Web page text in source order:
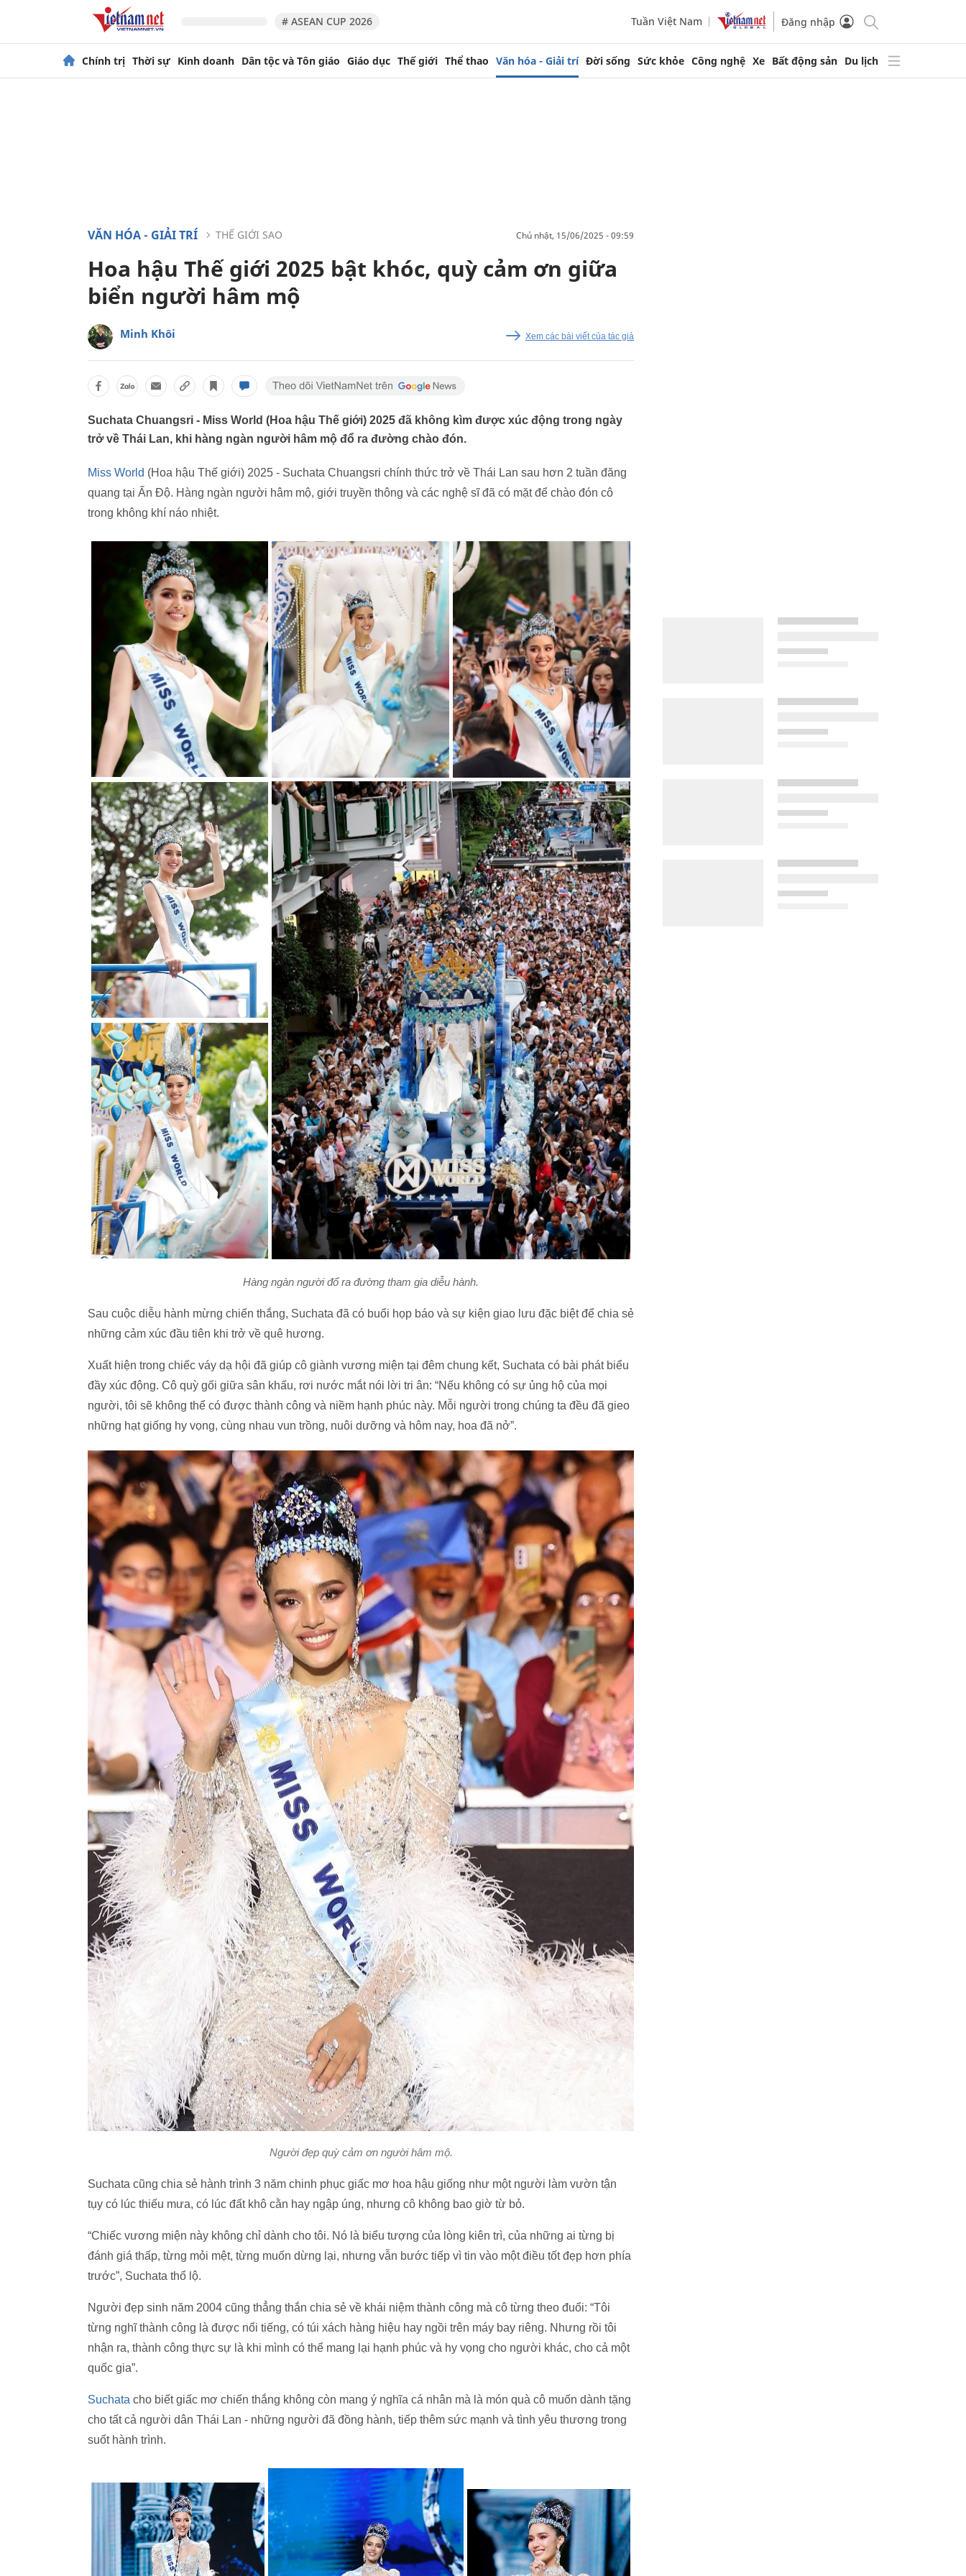
# ASEAN CUP 2026 Tuần Việt Nam Đăng nhập
Chính trị Thời sự Kinh doanh Dân tộc và Tôn giáo Giáo dục Thế giới Thể thao Văn hóa - Giải trí Đời sống Sức khỏe Công nghệ Xe Bất động sản Du lịch
VĂN HÓA - GIẢI TRÍ THẾ GIỚI SAO chủ nhật, 15/06/2025 - 09:59
Hoa hậu Thế giới 2025 bật khóc, quỳ cảm ơn giữa
biển người hâm mộ
Minh Khôi Xem các bài viết của tác giả
Suchata Chuangsri - Miss World (Hoa hậu Thế giới) 2025 đã không kìm được xúc động trong ngày
trở về Thái Lan, khi hàng ngàn người hâm mộ đổ ra đường chào đón.
Miss World (Hoa hậu Thế giới) 2025 - Suchata Chuangsri chính thức trở về Thái Lan sau hơn 2 tuần đăng
quang tại Ấn Độ. Hàng ngàn người hâm mộ, giới truyền thông và các nghệ sĩ đã có mặt để chào đón cô
trong không khí náo nhiệt.
Hàng ngàn người đổ ra đường tham gia diễu hành.
Sau cuộc diễu hành mừng chiến thắng, Suchata đã có buổi họp báo và sự kiện giao lưu đặc biệt để chia sẻ
những cảm xúc đầu tiên khi trở về quê hương.
Xuất hiện trong chiếc váy dạ hội đã giúp cô giành vương miện tại đêm chung kết, Suchata có bài phát biểu
đầy xúc động. Cô quỳ gối giữa sân khấu, rơi nước mắt nói lời tri ân: “Nếu không có sự ủng hộ của mọi
người, tôi sẽ không thể có được thành công và niềm hạnh phúc này. Mỗi người trong chúng ta đều đã gieo
những hạt giống hy vọng, cùng nhau vun trồng, nuôi dưỡng và hôm nay, hoa đã nở”.
Người đẹp quỳ cảm ơn người hâm mộ.
Suchata cũng chia sẻ hành trình 3 năm chinh phục giấc mơ hoa hậu giống như một người làm vườn tận
tụy có lúc thiếu mưa, có lúc đất khô cằn hay ngập úng, nhưng cô không bao giờ từ bỏ.
“Chiếc vương miện này không chỉ dành cho tôi. Nó là biểu tượng của lòng kiên trì, của những ai từng bị
đánh giá thấp, từng mỏi mệt, từng muốn dừng lại, nhưng vẫn bước tiếp vì tin vào một điều tốt đẹp hơn phía
trước”, Suchata thổ lộ.
Người đẹp sinh năm 2004 cũng thẳng thắn chia sẻ về khái niệm thành công mà cô từng theo đuổi: “Tôi
từng nghĩ thành công là được nổi tiếng, có túi xách hàng hiệu hay ngồi trên máy bay riêng. Nhưng rồi tôi
nhận ra, thành công thực sự là khi mình có thể mang lại hạnh phúc và hy vọng cho người khác, cho cả một
quốc gia”.
Suchata cho biết giấc mơ chiến thắng không còn mang ý nghĩa cá nhân mà là món quà cô muốn dành tặng
cho tất cả người dân Thái Lan - những người đã đồng hành, tiếp thêm sức mạnh và tình yêu thương trong
suốt hành trình.